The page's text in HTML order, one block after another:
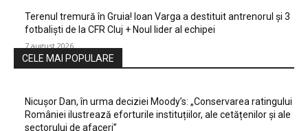
Terenul tremură în Gruia! Ioan Varga a destituit antrenorul și 3
fotbaliști de la CFR Cluj + Noul lider al echipei
7 august 2026
CELE MAI POPULARE
Nicușor Dan, în urma deciziei Moody’s: „Conservarea ratingului
României ilustrează eforturile instituțiilor, ale cetățenilor și ale
sectorului de afaceri”